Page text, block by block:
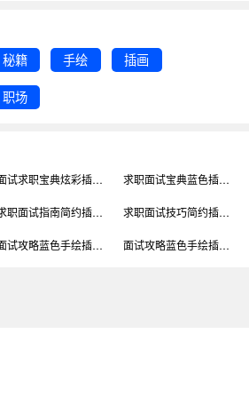
秘籍 手绘 插画
职场
面试求职宝典炫彩插画手机横图 求职面试宝典蓝色插画手机横图
求职面试指南简约插画手机横图 求职面试技巧简约插画手机横图
面试攻略蓝色手绘插画手机横图 面试攻略蓝色手绘插画手机横图